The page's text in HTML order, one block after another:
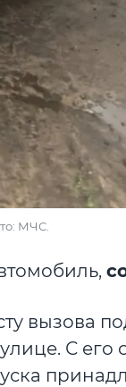
МЧС.
вызова
С его